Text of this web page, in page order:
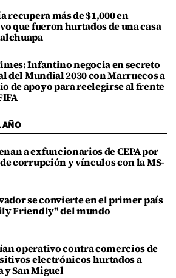
recupera más de $1,000 en
que fueron hurtados de una casa
Infantino negocia en secreto
del Mundial 2030 con Marruecos a
de apoyo para reelegirse al frente
AÑO
a exfuncionarios de CEPA por
corrupción y vínculos con la MS-
se convierte en el primer país
Friendly" del mundo
operativo contra comercios de
electrónicos hurtados a
y San Miguel